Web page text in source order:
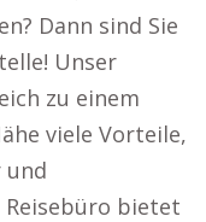
Dann sind Sie
Unser
zu einem
viele Vorteile,
und
bietet